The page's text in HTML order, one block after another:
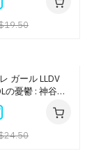
ガール LLDV
の憂鬱 : 神谷ゆ